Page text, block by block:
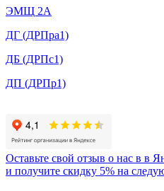
ЭМЩ 2А
ДГ (ДРПра1)
ДБ (ДРПс1)
ДП (ДРПр1)
Оставьте свой отзыв о нас в в
и получите скидку 5% на